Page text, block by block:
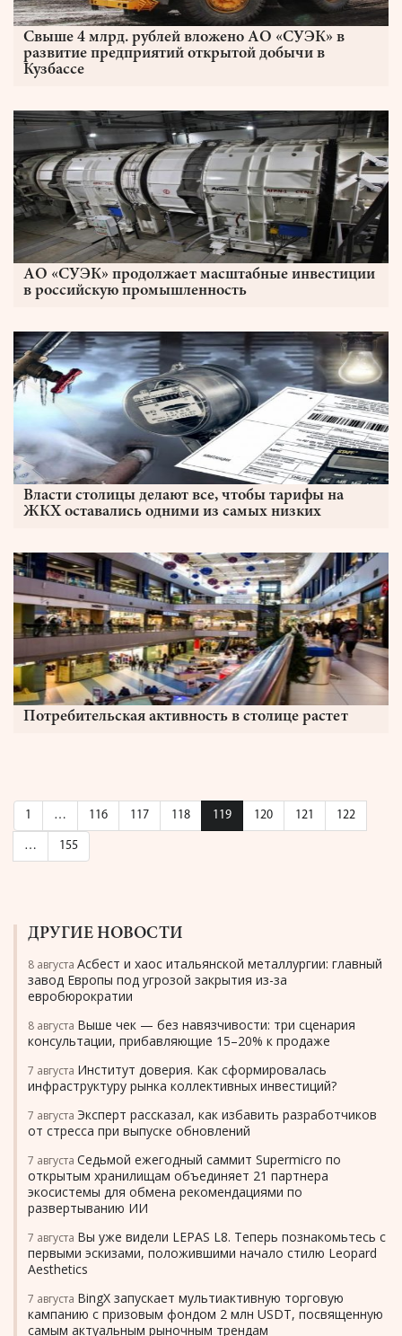
Свыше 4 млрд. рублей вложено АО «СУЭК» в
развитие предприятий открытой добычи в
Кузбассе
АО «СУЭК» продолжает масштабные инвестиции
в российскую промышленность
Власти столицы делают все, чтобы тарифы на
ЖКХ оставались одними из самых низких
Потребительская активность в столице растет
1 … 116 117 118 119 120 121 122
… 155
ДРУГИЕ НОВОСТИ
8 августа Асбест и хаос итальянской металлургии: главный
завод Европы под угрозой закрытия из-за
евробюрократии
8 августа Выше чек — без навязчивости: три сценария
консультации, прибавляющие 15–20% к продаже
7 августа Институт доверия. Как сформировалась
инфраструктуру рынка коллективных инвестиций?
7 августа Эксперт рассказал, как избавить разработчиков
от стресса при выпуске обновлений
7 августа Седьмой ежегодный саммит Supermicro по
открытым хранилищам объединяет 21 партнера
экосистемы для обмена рекомендациями по
развертыванию ИИ
7 августа Вы уже видели LEPAS L8. Теперь познакомьтесь с
первыми эскизами, положившими начало стилю Leopard
Aesthetics
7 августа BingX запускает мультиактивную торговую
кампанию с призовым фондом 2 млн USDT, посвященную
самым актуальным рыночным трендам